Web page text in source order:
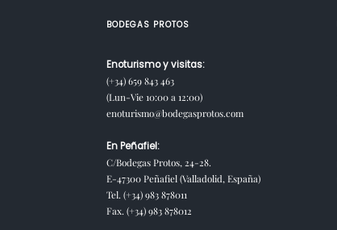
BODEGAS PROTOS
Enoturismo y visitas:
(+34) 659 843 463
(Lun-Vie 10:00 a 12:00)
enoturismo@bodegasprotos.com
En Peñafiel:
C/Bodegas Protos, 24-28.
E-47300 Peñafiel (Valladolid, España)
Tel. (+34) 983 878011
Fax. (+34) 983 878012